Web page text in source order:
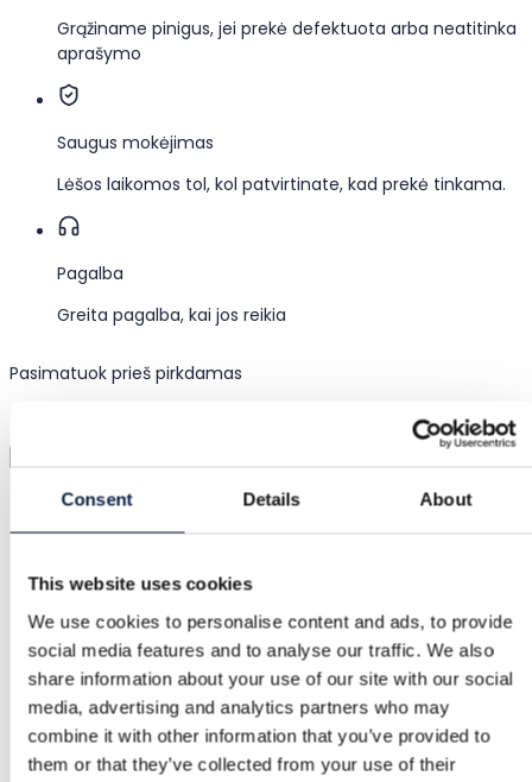
Consent Details About
This website uses cookies
We use cookies to personalise content and ads, to provide
social media features and to analyse our traffic. We also
share information about your use of our site with our social
media, advertising and analytics partners who may
combine it with other information that you’ve provided to
them or that they’ve collected from your use of their
Grąžiname pinigus, jei prekė defektuota arba neatitinka
aprašymo
Saugus mokėjimas
Lėšos laikomos tol, kol patvirtinate, kad prekė tinkama.
Pagalba
Greita pagalba, kai jos reikia
Pasimatuok prieš pirkdamas
Kategorija
Moterys/Drabužiai
Prekės ženklas
Gina Tricot
Dydis
S / 36
Būklė